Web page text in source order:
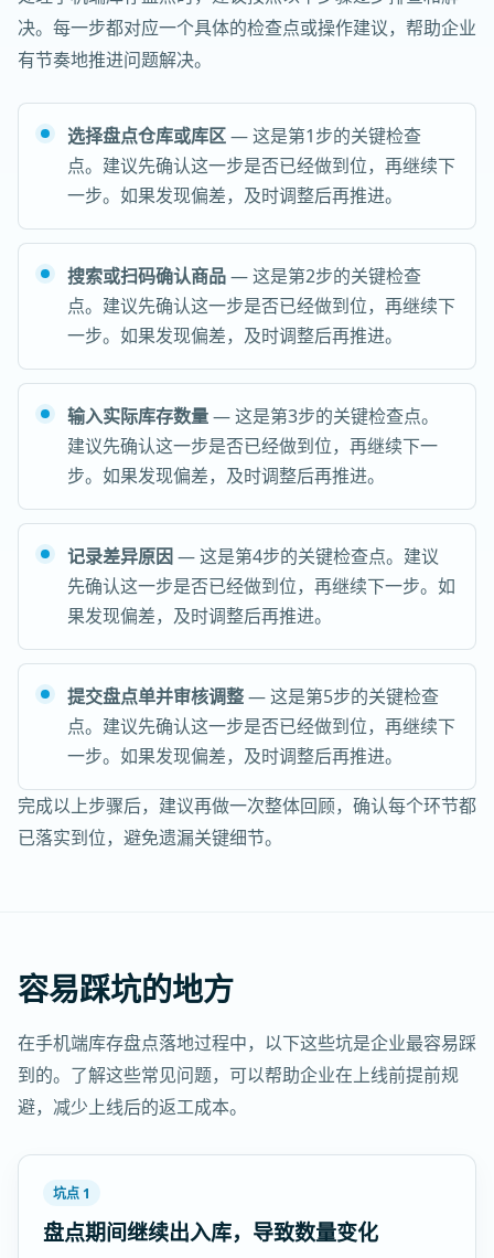
决。每一步都对应一个具体的检查点或操作建议，帮助企业
有节奏地推进问题解决。
选择盘点仓库或库区— 这是第1步的关键检查
点。建议先确认这一步是否已经做到位，再继续下
一步。如果发现偏差，及时调整后再推进。
搜索或扫码确认商品— 这是第2步的关键检查
点。建议先确认这一步是否已经做到位，再继续下
一步。如果发现偏差，及时调整后再推进。
输入实际库存数量— 这是第3步的关键检查点。
建议先确认这一步是否已经做到位，再继续下一
步。如果发现偏差，及时调整后再推进。
记录差异原因 — 这是第4步的关键检查点。建议
先确认这一步是否已经做到位，再继续下一步。如
果发现偏差，及时调整后再推进。
提交盘点单并审核调整— 这是第5步的关键检查
点。建议先确认这一步是否已经做到位，再继续下
一步。如果发现偏差，及时调整后再推进。
完成以上步骤后，建议再做一次整体回顾，确认每个环节都
已落实到位，避免遗漏关键细节。
容易踩坑的地方
在手机端库存盘点落地过程中，以下这些坑是企业最容易踩
到的。了解这些常见问题，可以帮助企业在上线前提前规
避，减少上线后的返工成本。
坑点 1
盘点期间继续出入库，导致数量变化